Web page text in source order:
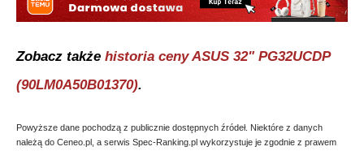
Zobacz także historia cenyASUS 32" PG32UCDP
(90LM0A50B01370).
Powyższe dane pochodzą z publicznie dostępnych źródeł. Niektóre z danych
należą do Ceneo.pl, a serwis Spec-Ranking.pl wykorzystuje je zgodnie z prawem